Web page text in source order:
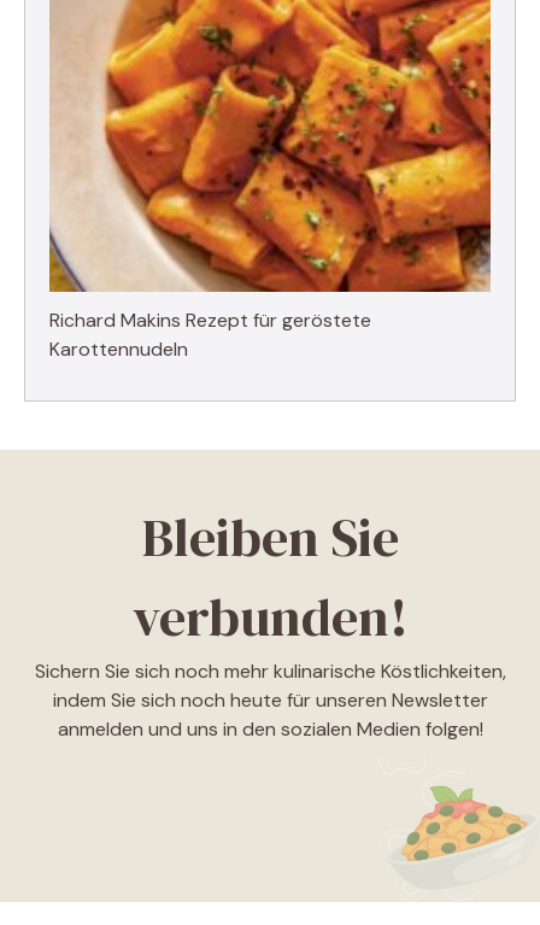
Richard Makins Rezept für geröstete
Karottennudeln
Bleiben Sie
verbunden!
Sichern Sie sich noch mehr kulinarische Köstlichkeiten,
indem Sie sich noch heute für unseren Newsletter
anmelden und uns in den sozialen Medien folgen!